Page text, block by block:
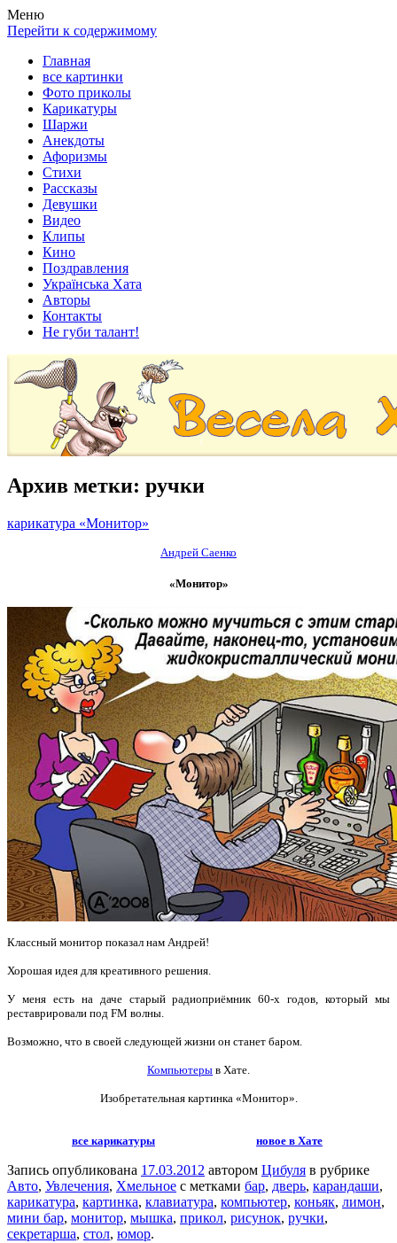
Весела хата — прикольные картинки, смешные истории,
клипы!
Покажем всем ваши фото приколы, карикатуры, шаржи, стихи,
рассказы, видео и песни!
Меню
Перейти к содержимому
Главная
все картинки
Фото приколы
Карикатуры
Шаржи
Анекдоты
Афоризмы
Стихи
Рассказы
Девушки
Видео
Клипы
Кино
Поздравления
Українська Хата
Авторы
Контакты
Не губи талант!
Архив метки: ручки
карикатура «Монитор»
Андрей Саенко
«Монитор»
Классный монитор показал нам Андрей!
Хорошая идея для креативного решения.
У меня есть на даче старый радиоприёмник 60-х годов, который мы
реставрировали под FM волны.
Возможно, что в своей следующей жизни он станет баром.
Компьютеры в Хате.
Изобретательная картинка «Монитор».
все карикатуры новое в Хате
Запись опубликована 17.03.2012 автором Цибуля в рубрике
Авто, Увлечения, Хмельное с метками бар, дверь, карандаши,
карикатура, картинка, клавиатура, компьютер, коньяк, лимон,
мини бар, монитор, мышка, прикол, рисунок, ручки,
секретарша, стол, юмор.